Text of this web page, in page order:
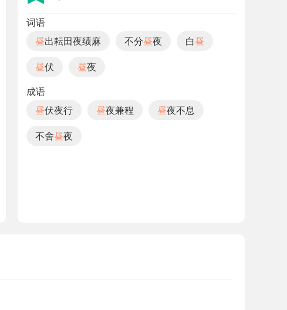
词语
昼出耘田夜绩麻 不分昼夜 白昼
昼伏 昼夜
成语
昼伏夜行 昼夜兼程 昼夜不息
不舍昼夜